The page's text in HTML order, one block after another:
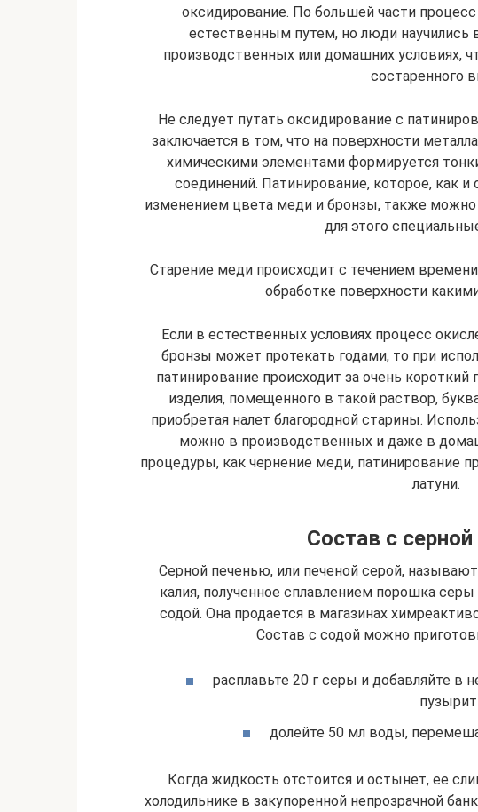
оксидирование. По большей части
естественным путем, но люди научились
производственных или домашних условиях,
состаренного
Не следует путать оксидирование с
заключается в том, что на поверхности
химическими элементами формируется
соединений. Патинирование, которое, как
изменением цвета меди и бронзы, также можно
для этого
Старение меди происходит с течением
обработке поверхности
Если в естественных условиях процесс
бронзы может протекать годами, то при
патинирование происходит за очень
изделия, помещенного в такой раствор,
приобретая налет благородной старины.
можно в производственных и даже в
процедуры, как чернение меди, патинирование
латуни.
Состав с
Серной печенью, или печеной серой,
калия, полученное сплавлением порошка
содой. Она продается в магазинах
Состав с содой можно
расплавьте 20 г серы и добавляйте в
долейте 50 мл воды,
Когда жидкость отстоится и остынет, ее
холодильнике в закупоренной непрозрачной